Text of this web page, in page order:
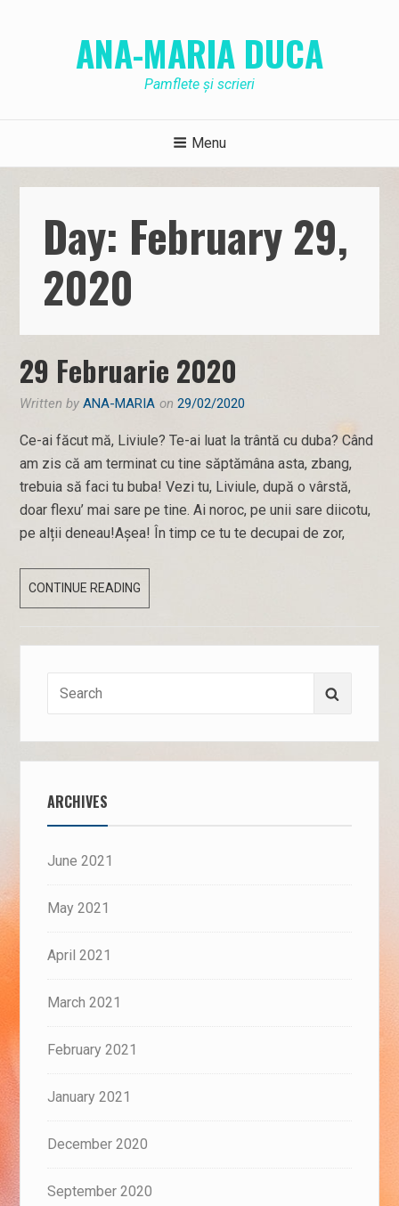
ANA-MARIA DUCA
Pamflete și scrieri
Menu
Day: February 29,
2020
29 Februarie 2020
Written byANA-MARIA on29/02/2020
Ce-ai făcut mă, Liviule? Te-ai luat la trântă cu duba? Când
am zis că am terminat cu tine săptămâna asta, zbang,
trebuia să faci tu buba! Vezi tu, Liviule, după o vârstă,
doar flexu’ mai sare pe tine. Ai noroc, pe unii sare diicotu,
pe alții deneau!Așea! În timp ce tu te decupai de zor,
CONTINUE READING
FEBRUARIE
ARCHIVES
June 2021
May 2021
April 2021
March 2021
February 2021
January 2021
December 2020
September 2020